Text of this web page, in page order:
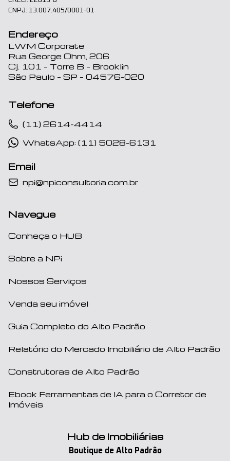
CNPJ: 13.007.405/0001-01
Endereço
LWM Corporate
Rua George Ohm, 206
Cj. 101 – Torre B – Brooklin
São Paulo – SP – 04576-020
Telefone
(11) 2614-4414
WhatsApp: (11) 5028-6131
Email
npi@npiconsultoria.com.br
Navegue
Conheça o HUB
Sobre a NPi
Nossos Serviços
Venda seu imóvel
Guia Completo do Alto Padrão
Relatório do Mercado Imobiliário de Alto Padrão
Construtoras de Alto Padrão
Ebook Ferramentas de IA para o Corretor de
Imóveis
Hub de Imobiliárias
Boutique de Alto Padrão